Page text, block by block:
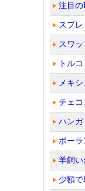
注目の
スプレ
スワ
トル
メキ
チェ
ハン
ポー
羊飼い
少額